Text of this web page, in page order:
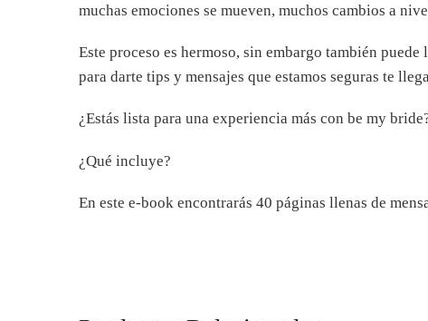
muchas emociones se mueven, muchos cambios a
Este proceso es hermoso, sin embargo también
para darte tips y mensajes que estamos seguras te
¿Estás lista para una experiencia más con be my
¿Qué incluye?
En este e-book encontrarás 40 páginas llenas de